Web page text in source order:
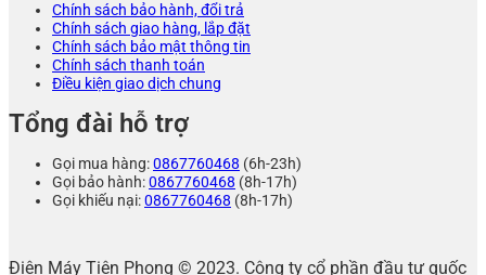
Chính sách bảo hành, đổi trả
Chính sách giao hàng, lắp đặt
Chính sách bảo mật thông tin
Chính sách thanh toán
Điều kiện giao dịch chung
Tổng đài hỗ trợ
Gọi mua hàng:0867760468 (6h-23h)
Gọi bảo hành:0867760468 (8h-17h)
Gọi khiếu nại:0867760468 (8h-17h)
Điện Máy Tiên Phong © 2023. Công ty cổ phần đầu tư quốc